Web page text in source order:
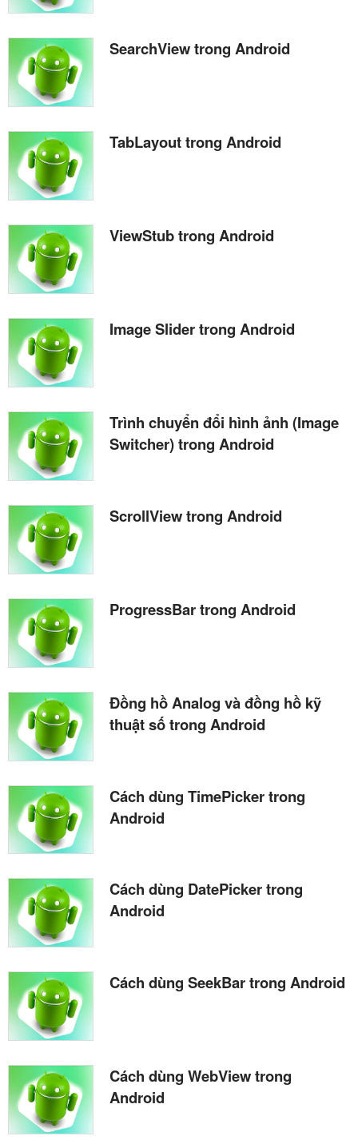
SearchView trong Android
TabLayout trong Android
ViewStub trong Android
Image Slider trong Android
Trình chuyển đổi hình ảnh (Image
Switcher) trong Android
ScrollView trong Android
ProgressBar trong Android
Đồng hồ Analog và đồng hồ kỹ
thuật số trong Android
Cách dùng TimePicker trong
Android
Cách dùng DatePicker trong
Android
Cách dùng SeekBar trong Android
Cách dùng WebView trong
Android